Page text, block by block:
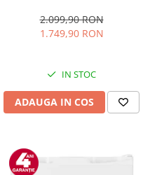
LED, H 141 cm, Negru
2.099,90 RON
1.749,90 RON
IN STOC
ADAUGA IN COS